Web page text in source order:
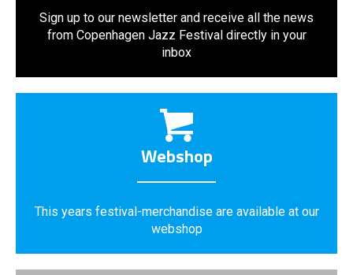
Sign up to our newsletter and receive all the news
from Copenhagen Jazz Festival directly in your
inbox
Webshop
This years festival-merchandise are available at our
webshop